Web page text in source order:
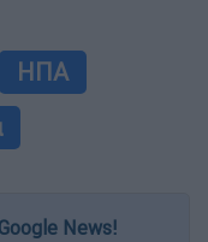
ΗΠΑ
News!